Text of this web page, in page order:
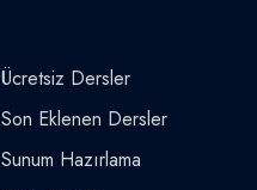
Ücretsiz Dersler
Son Eklenen Dersler
Sunum Hazırlama